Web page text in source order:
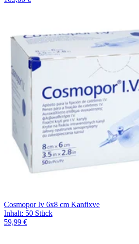
Cosmopor Iv 6x8 cm Kanfixve
Inhalt: 50 Stück
59,99 €